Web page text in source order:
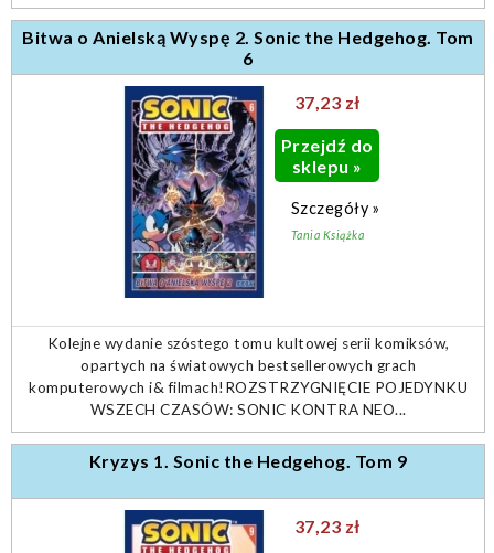
Bitwa o Anielską Wyspę 2. Sonic the Hedgehog. Tom
6
37,23 zł
Przejdź do
sklepu »
Szczegóły »
Tania Książka
Kolejne wydanie szóstego tomu kultowej serii komiksów,
opartych na światowych bestsellerowych grach
komputerowych i& filmach!ROZSTRZYGNIĘCIE POJEDYNKU
WSZECH CZASÓW: SONIC KONTRA NEO...
Kryzys 1. Sonic the Hedgehog. Tom 9
37,23 zł